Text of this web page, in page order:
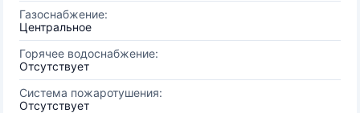
Газоснабжение:
Центральное
Горячее водоснабжение:
Отсутствует
Система пожаротушения:
Отсутствует